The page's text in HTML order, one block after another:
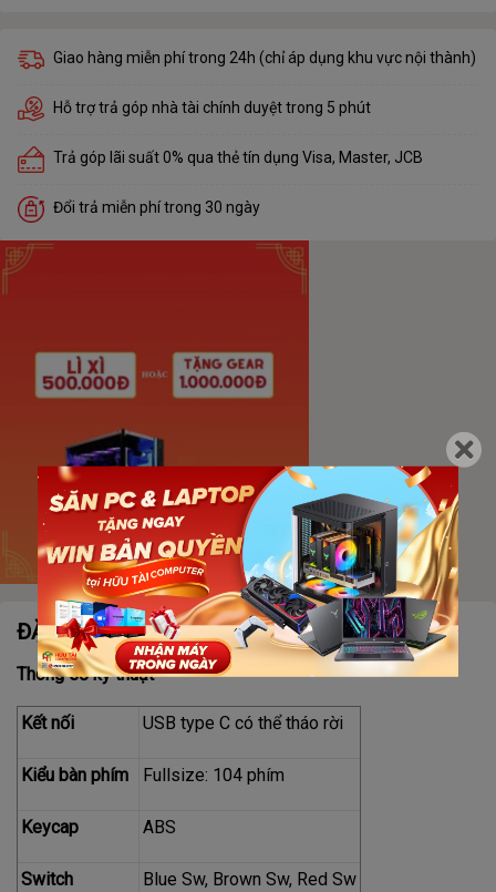
Giao hàng miễn phí trong 24h (chỉ áp dụng khu vực nội thành)
Hỗ trợ trả góp nhà tài chính duyệt trong 5 phút
Trả góp lãi suất 0% qua thẻ tín dụng Visa, Master, JCB
Đổi trả miễn phí trong 30 ngày
ĐẶC ĐIỂM NỔI BẬT
Thông số kỹ thuật
Kết nối USB type C có thể tháo rời
Kiểu bàn phím Fullsize: 104 phím
Keycap ABS
Switch Blue Sw, Brown Sw, Red Sw